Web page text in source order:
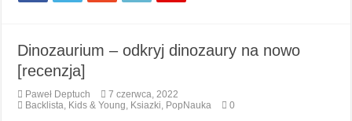
Dinozaurium – odkryj dinozaury na nowo
[recenzja]
Paweł Deptuch
7 czerwca, 2022
Backlista, Kids & Young, Ksiazki, PopNauka 0